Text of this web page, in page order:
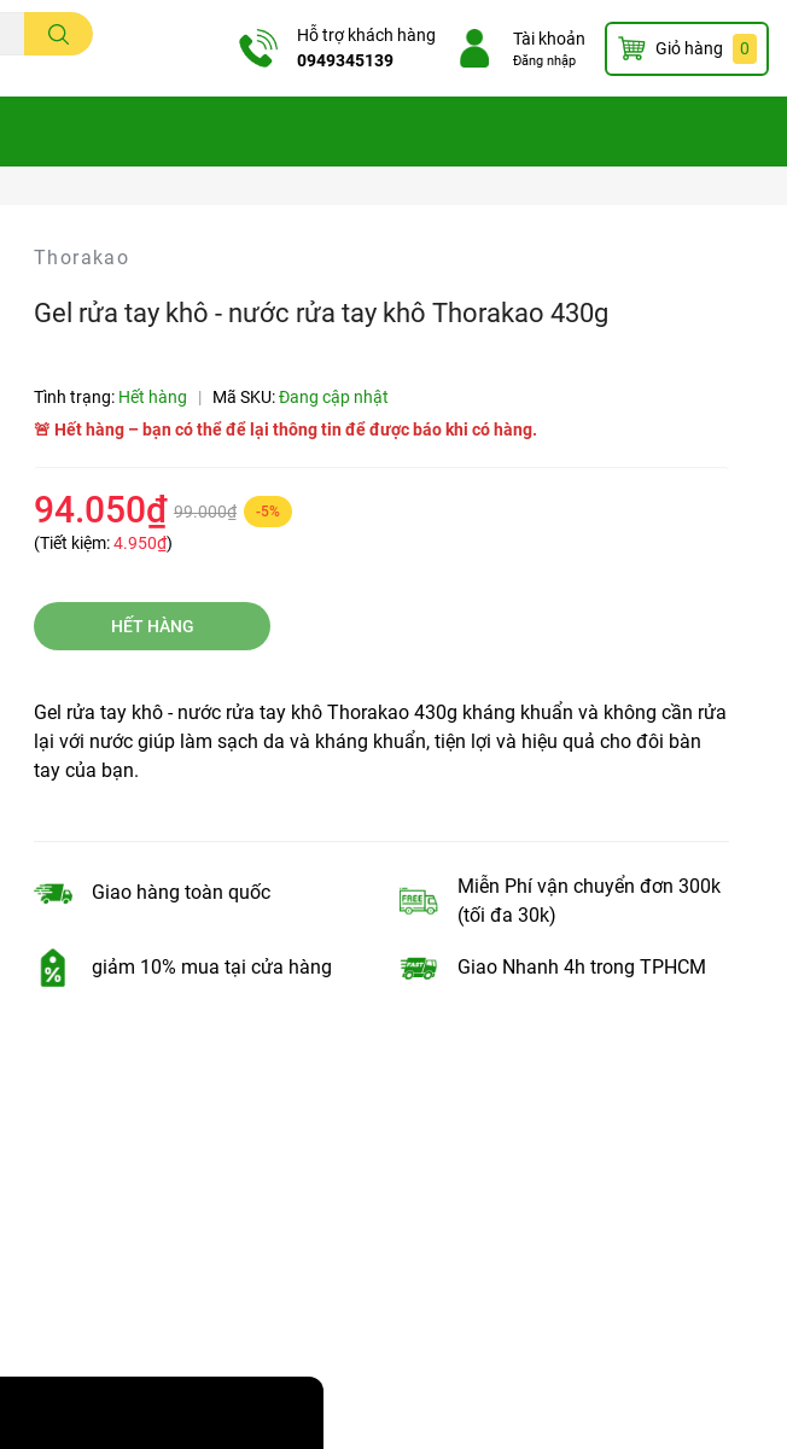
Hỗ trợ khách hàng
0949345139
Tài khoản
Đăng nhập
Giỏ hàng 0
Thorakao
Gel rửa tay khô - nước rửa tay khô Thorakao 430g
Tình trạng: Hết hàng | Mã SKU:Đang cập nhật
🚨 Hết hàng – bạn có thể để lại thông tin để được báo khi có hàng.
94.050₫ 99.000₫ -5%
(Tiết kiệm:4.950₫)
HẾT HÀNG
Gel rửa tay khô - nước rửa tay khô Thorakao 430g kháng khuẩn và không cần rửa
lại với nước giúp làm sạch da và kháng khuẩn, tiện lợi và hiệu quả cho đôi bàn
tay của bạn.
Giao hàng toàn quốc
Miễn Phí vận chuyển đơn 300k
(tối đa 30k)
giảm 10% mua tại cửa hàng Giao Nhanh 4h trong TPHCM